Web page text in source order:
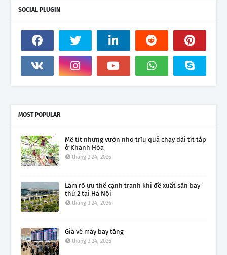
SOCIAL PLUGIN
MOST POPULAR
Mê tít những vườn nho trĩu quả chạy dài tít tắp
ở Khánh Hòa
tháng 3 24, 2026
Làm rõ ưu thế cạnh tranh khi đề xuất sân bay
thứ 2 tại Hà Nội
tháng 3 24, 2026
Giá vé máy bay tăng
tháng 3 24, 2026